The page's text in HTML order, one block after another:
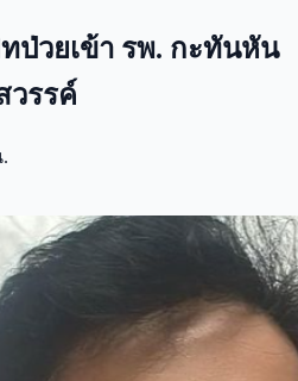
ป่วยเข้า รพ. กะทันหัน
รรค์